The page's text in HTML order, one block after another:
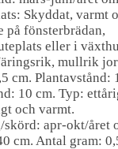
Skyddat, varmt
på fönsterbrädan,
eller i
mullrik
cm. Plantavstånd:
10 cm. Typ:
och varmt.
apr-okt/året
cm. Antal gram: